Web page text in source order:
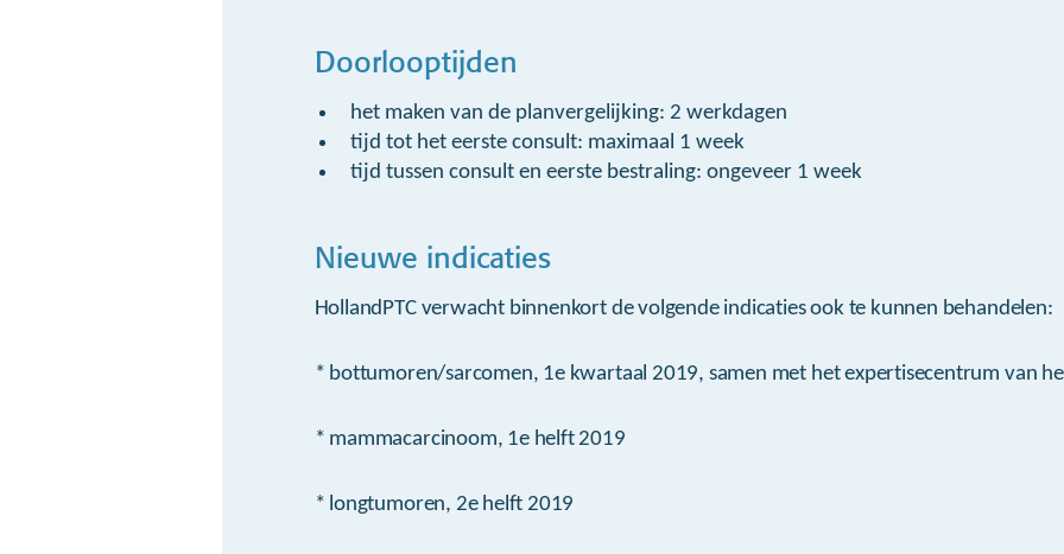
Doorlooptijden
het maken van de planvergelijking: 2 werkdagen
tijd tot het eerste consult: maximaal 1 week
tijd tussen consult en eerste bestraling: ongeveer 1 week
Nieuwe indicaties
HollandPTC verwacht binnenkort de volgende indicaties ook te kunnen behandelen:
* bottumoren/sarcomen, 1e kwartaal 2019, samen met het expertisecentrum van
* mammacarcinoom, 1e helft 2019
* longtumoren, 2e helft 2019